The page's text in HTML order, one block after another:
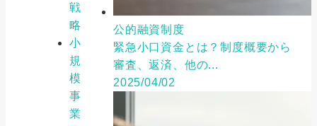
戦
略
小
規
模
事
業
公的融資制度
緊急小口資金とは？制度概要から
審査、返済、他の...
2025/04/02